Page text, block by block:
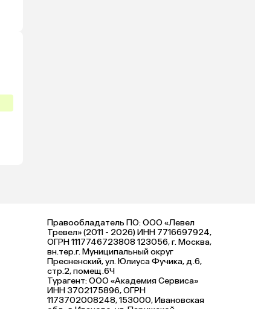
Правообладатель ПО: ООО «Левел
Тревел» (2011 - 2026) ИНН 7716697924,
ОГРН 1117746723808 123056, г. Москва,
вн.тер.г. Муниципальный округ
Пресненский, ул. Юлиуса Фучика, д.6,
стр.2, помещ.6Ч
Турагент: ООО «Академия Сервиса»
ИНН 3702175896, ОГРН
1173702008248, 153000, Ивановская